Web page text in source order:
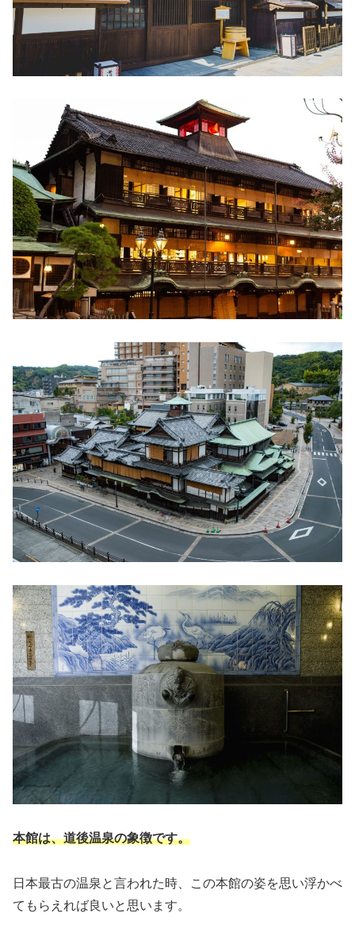
本館は、道後温泉の象徴です。
日本最古の温泉と言われた時、この本館の姿を思い浮かべ
てもらえれば良いと思います。